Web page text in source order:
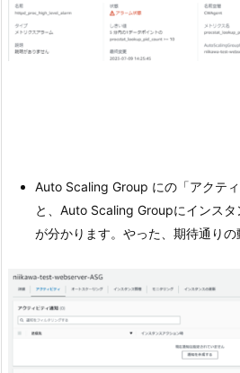
Auto Scaling Group にの「アクテ
と、Auto Scaling Groupにインスタ
が分かります。やった、期待通りの